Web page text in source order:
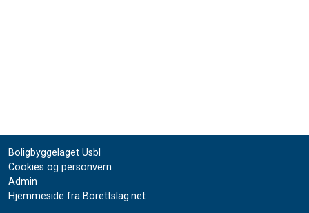
Boligbyggelaget Usbl
Cookies og personvern
Admin
Hjemmeside fra Borettslag.net